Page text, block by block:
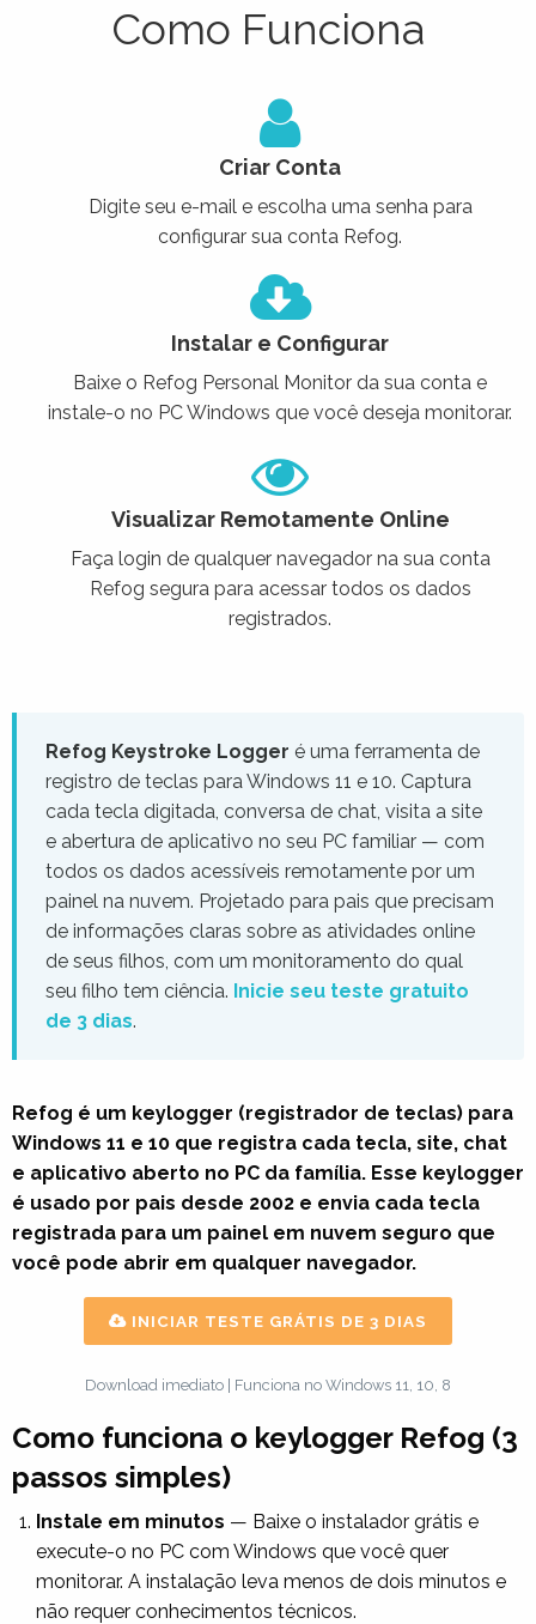
Como Funciona
Criar Conta
Digite seu e-mail e escolha uma senha para
configurar sua conta Refog.
Instalar e Configurar
Baixe o Refog Personal Monitor da sua conta e
instale-o no PC Windows que você deseja monitorar.
Visualizar Remotamente Online
Faça login de qualquer navegador na sua conta
Refog segura para acessar todos os dados
registrados.
Refog Keystroke Logger é uma ferramenta de
registro de teclas para Windows 11 e 10. Captura
cada tecla digitada, conversa de chat, visita a site
e abertura de aplicativo no seu PC familiar — com
todos os dados acessíveis remotamente por um
painel na nuvem. Projetado para pais que precisam
de informações claras sobre as atividades online
de seus filhos, com um monitoramento do qual
seu filho tem ciência. Inicie seu teste gratuito
de 3 dias.
Refog é um keylogger (registrador de teclas) para
Windows 11 e 10 que registra cada tecla, site, chat
e aplicativo aberto no PC da família. Esse keylogger
é usado por pais desde 2002 e envia cada tecla
registrada para um painel em nuvem seguro que
você pode abrir em qualquer navegador.
INICIAR TESTE GRÁTIS DE 3 DIAS
Download imediato | Funciona no Windows 11, 10, 8
Como funciona o keylogger Refog (3
passos simples)
Instale em minutos — Baixe o instalador grátis e
execute-o no PC com Windows que você quer
monitorar. A instalação leva menos de dois minutos e
não requer conhecimentos técnicos.